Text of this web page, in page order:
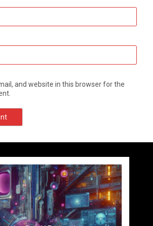
and website in this browser for the